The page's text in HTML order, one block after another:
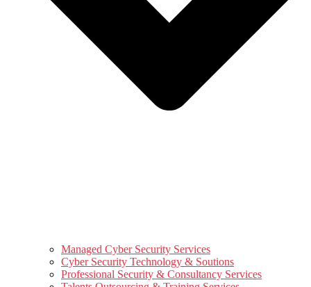
Managed Cyber Security Services
Cyber Security Technology & Soutions
Professional Security & Consultancy Services